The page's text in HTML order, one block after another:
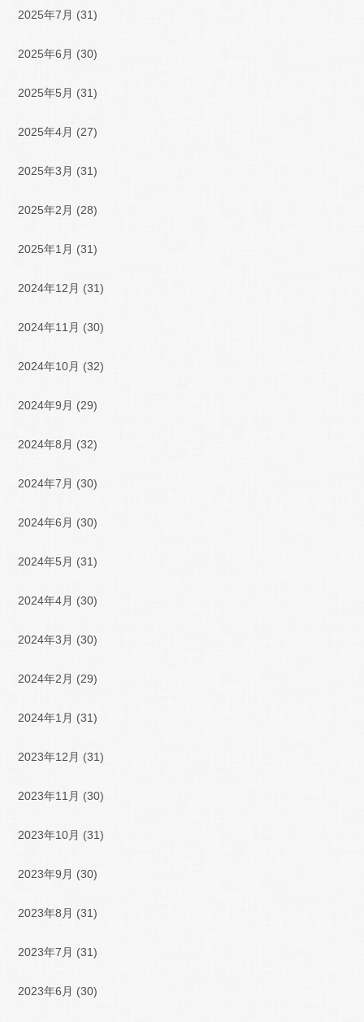
2025年7月 (31)
2025年6月 (30)
2025年5月 (31)
2025年4月 (27)
2025年3月 (31)
2025年2月 (28)
2025年1月 (31)
2024年12月 (31)
2024年11月 (30)
2024年10月 (32)
2024年9月 (29)
2024年8月 (32)
2024年7月 (30)
2024年6月 (30)
2024年5月 (31)
2024年4月 (30)
2024年3月 (30)
2024年2月 (29)
2024年1月 (31)
2023年12月 (31)
2023年11月 (30)
2023年10月 (31)
2023年9月 (30)
2023年8月 (31)
2023年7月 (31)
2023年6月 (30)